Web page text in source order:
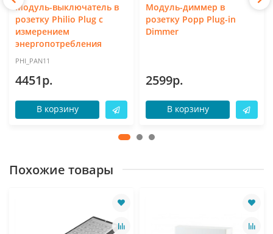
Модуль-выключатель в
розетку Philio Plug с
измерением
энергопотребления
PHI_PAN11
4451р.
В корзину
Модуль-диммер в
розетку Popp Plug-in
Dimmer
2599р.
В корзину
Похожие товары